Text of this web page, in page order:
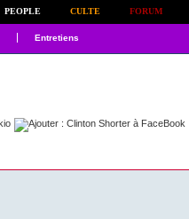
PEOPLE CULTE FORUM
Entretiens